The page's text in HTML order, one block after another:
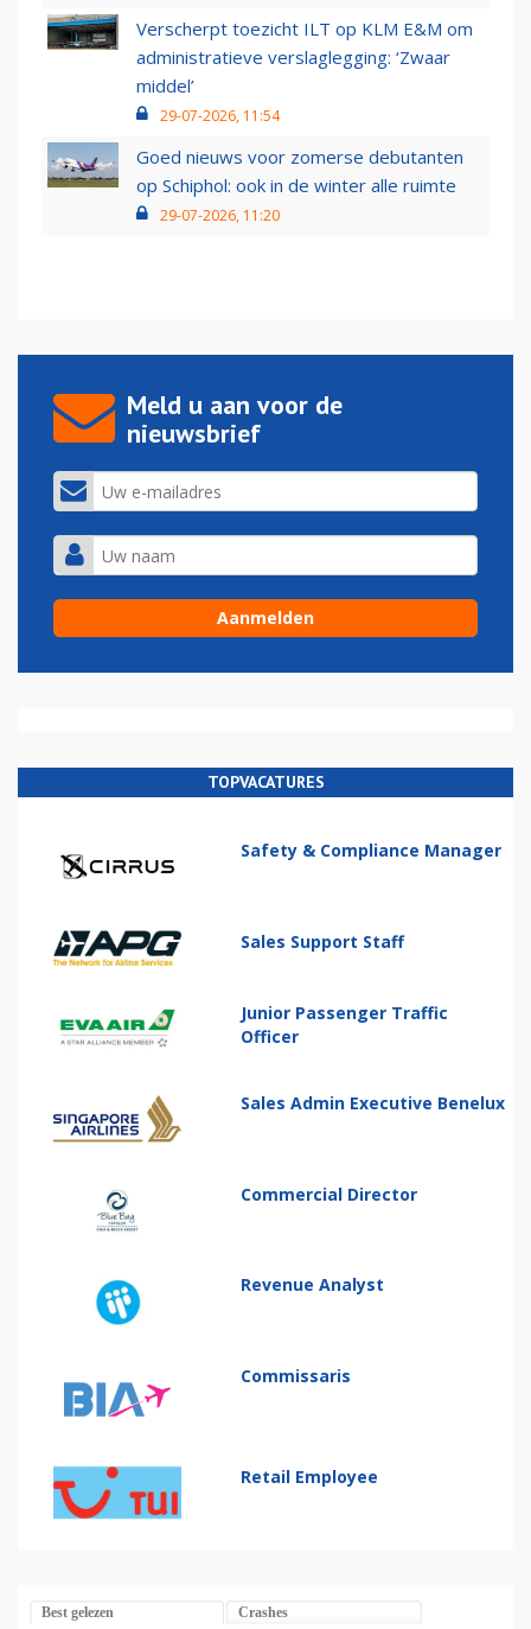
Verscherpt toezicht ILT op KLM E&M om
administratieve verslaglegging: ‘Zwaar
middel’
29-07-2026, 11:54
Goed nieuws voor zomerse debutanten
op Schiphol: ook in de winter alle ruimte
29-07-2026, 11:20
Meld u aan voor de
nieuwsbrief
TOPVACATURES
Safety & Compliance Manager
Sales Support Staff
Junior Passenger Traffic
Officer
Sales Admin Executive Benelux
Commercial Director
Revenue Analyst
Commissaris
Retail Employee
Best gelezen Crashes